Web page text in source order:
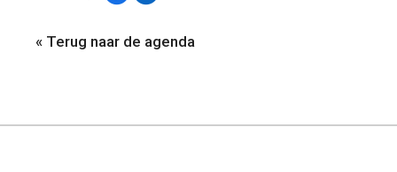
« Terug naar de agenda